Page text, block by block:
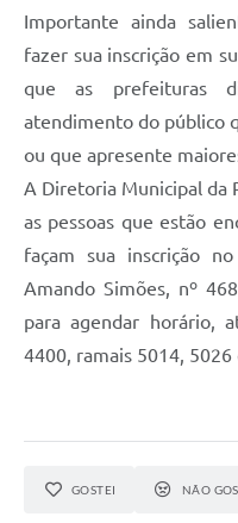
Importante ainda
fazer sua inscrição em
que as prefeituras
atendimento do público
ou que apresente
A Diretoria Municipal da
as pessoas que estão
façam sua inscrição
Amando Simões, nº
para agendar horário,
4400, ramais 5014, 5026
GOSTEI NÃO